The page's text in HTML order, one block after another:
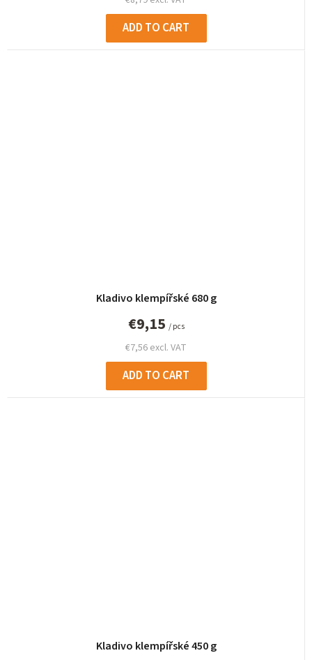
ADD TO CART
Kladivo klempířské 680 g
€7,56 excl. VAT
€9,15 / pcs
ADD TO CART
Kladivo klempířské 450 g